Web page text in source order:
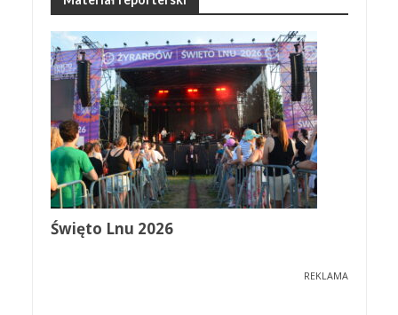
Święto Lnu 2026
REKLAMA